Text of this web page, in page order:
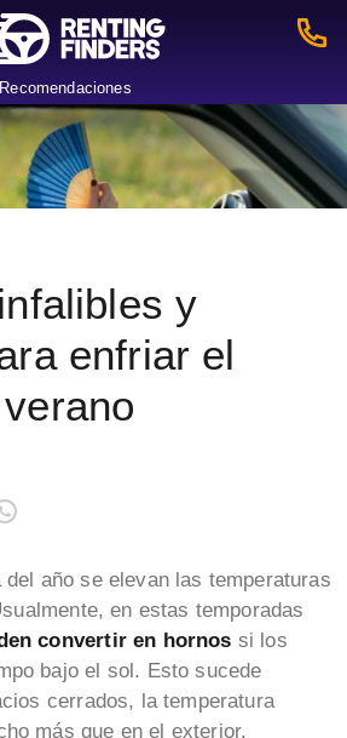
y
enfriar el
del año se elevan las temperaturas
en estas temporadas
convertir en hornos si los
bajo el sol. Esto sucede
cerrados, la temperatura
más que en el exterior.